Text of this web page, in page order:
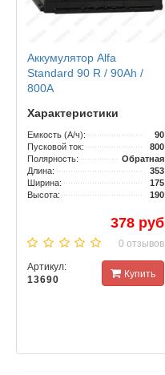
Аккумулятор Alfa
Standard 90 R / 90Ah /
800А
Характеристики
Емкость (А/ч):
90
Пусковой ток:
800
Полярность:
Обратная
Длина:
353
Ширина:
175
Высота:
190
378 руб
0 отзывов
Артикул:
13690
Купить